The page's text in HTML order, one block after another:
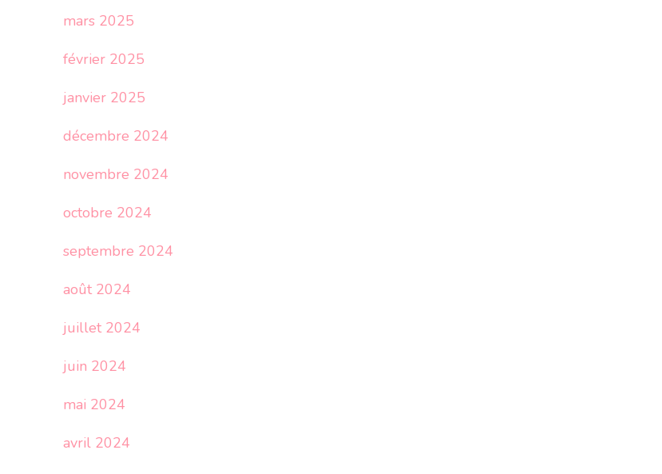
mars 2025
février 2025
janvier 2025
décembre 2024
novembre 2024
octobre 2024
septembre 2024
août 2024
juillet 2024
juin 2024
mai 2024
avril 2024